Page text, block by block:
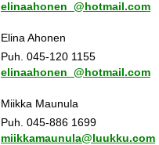
elinaahonen_@hotmail.com
Elina Ahonen
Puh. 045-120 1155
elinaahonen_@hotmail.com
Miikka Maunula
Puh. 045-886 1699
miikkamaunula@luukku.com